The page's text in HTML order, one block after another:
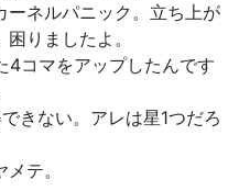
ーネルパニック。立ち上が
りましたよ。
コマをアップしたんです
きない。アレは星1つだろ
テ。